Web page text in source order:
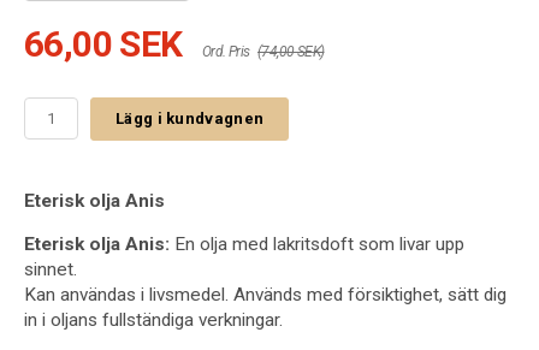
66,00 SEK Ord. Pris (74,00 SEK)
Lägg i kundvagnen
Eterisk olja Anis
Eterisk olja Anis: En olja med lakritsdoft som livar upp
sinnet.
Kan användas i livsmedel. Används med försiktighet, sätt dig
in i oljans fullständiga verkningar.